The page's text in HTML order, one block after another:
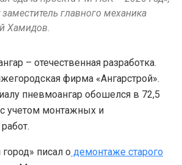
главного механика
Хамидов.
– отечественная разработка.
фирма «Ангарстрой».
пневмоангар обошелся в 72,5
учетом монтажных и
писал о демонтаже старого